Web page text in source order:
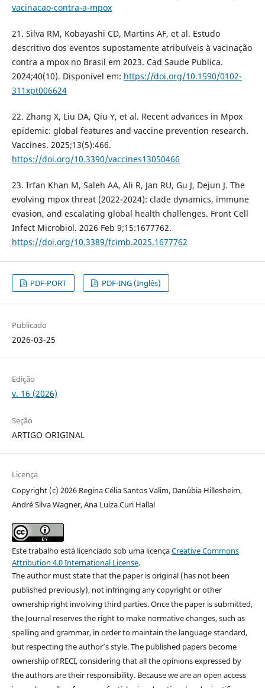
vacinacao-contra-a-mpox
21. Silva RM, Kobayashi CD, Martins AF, et al. Estudo
descritivo dos eventos supostamente atribuíveis à vacinação
contra a mpox no Brasil em 2023. Cad Saude Publica.
2024;40(10). Disponível em: https://doi.org/10.1590/0102-
311xpt006624
22. Zhang X, Liu DA, Qiu Y, et al. Recent advances in Mpox
epidemic: global features and vaccine prevention research.
Vaccines. 2025;13(5):466.
https://doi.org/10.3390/vaccines13050466
23. Irfan Khan M, Saleh AA, Ali R, Jan RU, Gu J, Dejun J. The
evolving mpox threat (2022-2024): clade dynamics, immune
evasion, and escalating global health challenges. Front Cell
Infect Microbiol. 2026 Feb 9;15:1677762.
https://doi.org/10.3389/fcimb.2025.1677762
PDF-PORT PDF-ING (Inglês)
Publicado
2026-03-25
Edição
v. 16 (2026)
Seção
ARTIGO ORIGINAL
Licença
Copyright (c) 2026 Regina Célia Santos Valim, Danúbia Hillesheim,
André Silva Wagner, Ana Luiza Curi Hallal
Este trabalho está licenciado sob uma licençaCreative Commons
Attribution 4.0 International License.
The author must state that the paper is original (has not been
published previously), not infringing any copyright or other
ownership right involving third parties. Once the paper is submitted,
the Journal reserves the right to make normative changes, such as
spelling and grammar, in order to maintain the language standard,
but respecting the author’s style. The published papers become
ownership of RECI, considering that all the opinions expressed by
the authors are their responsibility. Because we are an open access